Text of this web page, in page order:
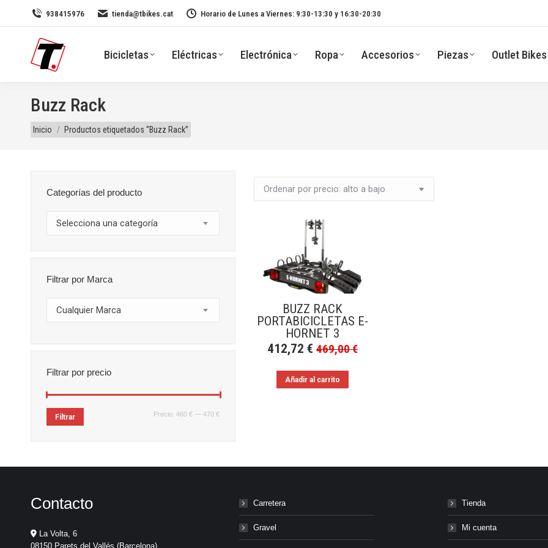
938415976 tienda@tbikes.cat Horario de Lunes a Viernes: 9:30-13:30 y 16:30-20:30
Bicicletas Eléctricas Electrónica Ropa Accesorios Piezas Outlet Bikes
Buzz Rack
Estás aquí:
Inicio Productos etiquetados “Buzz Rack”
BUZZ RACK
PORTABICICLETAS E-
HORNET 3
412,72€ 469,00€
Añadir al carrito
Categorías del producto
Selecciona una categoría
Filtrar por Marca
Cualquier Marca
Filtrar por precio
Precio
Precio
Filtrar Precio: 460 € — 470 €
Contacto
La Volta, 6
08150 Parets del Vallés (Barcelona)
Carretera
Gravel
Tienda
Mi cuenta